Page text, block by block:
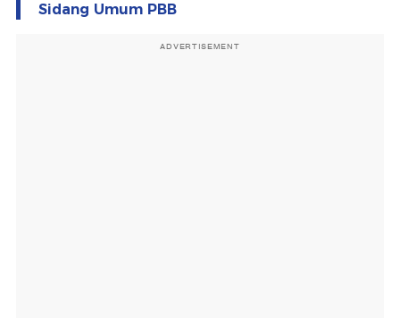
Sidang Umum PBB
ADVERTISEMENT